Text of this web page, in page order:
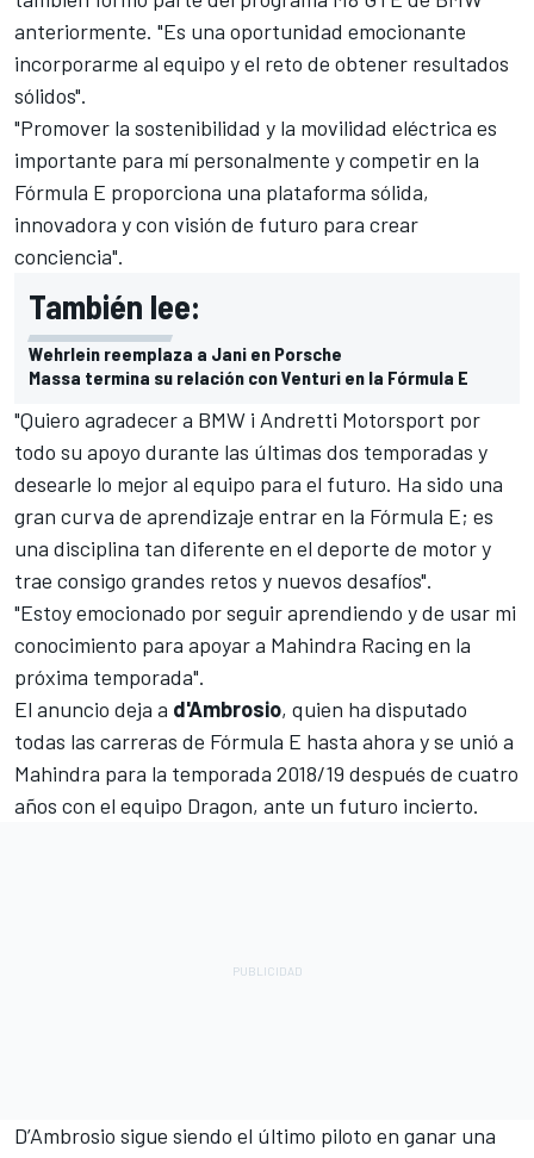
anteriormente. "Es una oportunidad emocionante
incorporarme al equipo y el reto de obtener resultados
sólidos".
"Promover la sostenibilidad y la movilidad eléctrica es
importante para mí personalmente y competir en la
Fórmula E proporciona una plataforma sólida,
innovadora y con visión de futuro para crear
conciencia".
También lee:
Wehrlein reemplaza a Jani en Porsche
Massa termina su relación con Venturi en la Fórmula E
"Quiero agradecer a BMW i Andretti Motorsport por
todo su apoyo durante las últimas dos temporadas y
desearle lo mejor al equipo para el futuro. Ha sido una
gran curva de aprendizaje entrar en la Fórmula E; es
una disciplina tan diferente en el deporte de motor y
trae consigo grandes retos y nuevos desafíos".
"Estoy emocionado por seguir aprendiendo y de usar mi
conocimiento para apoyar a Mahindra Racing en la
próxima temporada".
El anuncio deja a d'Ambrosio, quien ha disputado
todas las carreras de Fórmula E hasta ahora y se unió a
Mahindra para la temporada 2018/19 después de cuatro
años con el equipo Dragon, ante un futuro incierto.
D’Ambrosio sigue siendo el último piloto en ganar una